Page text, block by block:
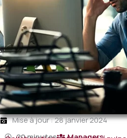
Mise à jour : 28 janvier 2024